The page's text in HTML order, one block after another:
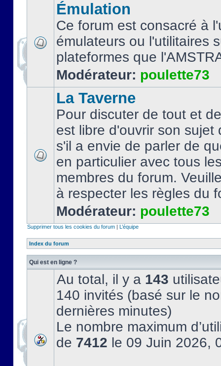
Émulation
Ce forum est consacré à
émulateurs ou l'utilitaires
plateformes que
Modérateur: poulette73
La Taverne
Pour discuter de tout et
est libre d'ouvrir son sujet
s'il a envie de parler de
en particulier avec tous
membres du forum.
à respecter les règles du
Modérateur: poulette73
Supprimer tous les cookies du forum | L’équipe
Index du forum
Qui est en ligne ?
Au total, il y a 143
140 invités (basé sur le
dernières minutes)
Le nombre maximum
de 7412 le 09 Juin 2026,